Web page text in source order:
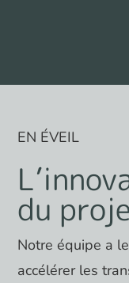
EN ÉVEIL
du
Notre équipe a
accélérer les